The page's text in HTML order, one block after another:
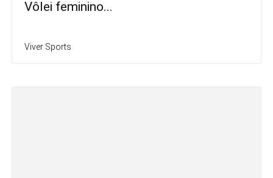
Vôlei feminino...
Viver Sports